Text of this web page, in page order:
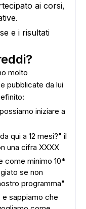
ai corsi,
e i risultati
molto
pubblicate da lui
iniziare a
qui a 12 mesi?" il
una cifra XXXX
come minimo 10*
se non
programma"
e sappiamo che